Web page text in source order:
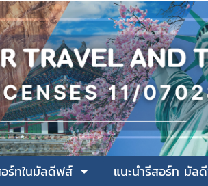
ร์ทในมัลดีฟส์ แนะนำรีสอร์ท มัล